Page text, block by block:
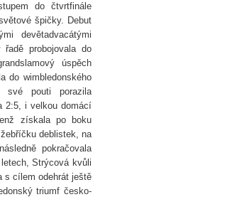
do čtvrtfinále
špičky. Debut
devětadvacátými
probojovala do
úspěch
do wimbledonského
své pouti porazila
2:5, i velkou domácí
získala po boku
deblistek, na
pokračovala
Strýcová kvůli
s cílem odehrát ještě
triumf česko-